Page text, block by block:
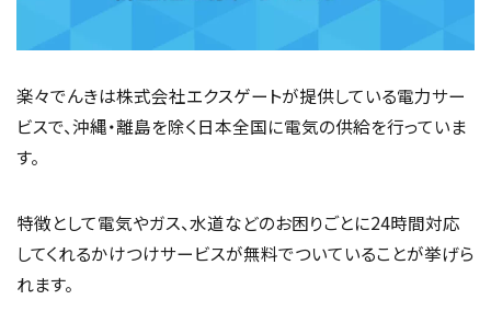
楽々でんきは株式会社エクスゲートが提供している電力サー
ビスで、沖縄・離島を除く日本全国に電気の供給を行っていま
す。
特徴として電気やガス、水道などのお困りごとに24時間対応
してくれるかけつけサービスが無料でついていることが挙げら
れます。